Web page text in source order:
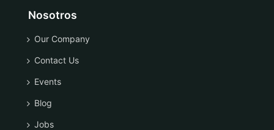
Nosotros
Our Company
Contact Us
Events
Blog
Jobs